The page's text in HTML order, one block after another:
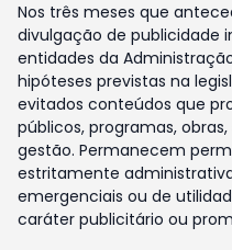
Nos três meses que
divulgação de publicidade
entidades da
hipóteses previstas na
evitados conteúdos que
públicos, programas,
gestão. Permanecem
estritamente
emergenciais ou de
caráter publicitário ou